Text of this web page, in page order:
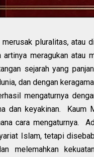
pluralitas, atau
meragukan atau
sejarah yang
dan dengan
mengaturnya
dan keyakinan. Kaum
cara mengaturnya.
Islam, tetapi
melemahkan